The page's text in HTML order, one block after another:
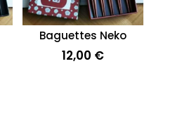
Baguettes Neko
12,00 €